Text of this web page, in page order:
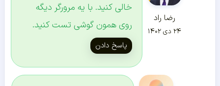
رضا راد
۲۴ دی ۱۴۰۲
خالی کنید. با یه مرورگر دیگه
روی همون گوشی تست کنید.
پاسخ دادن